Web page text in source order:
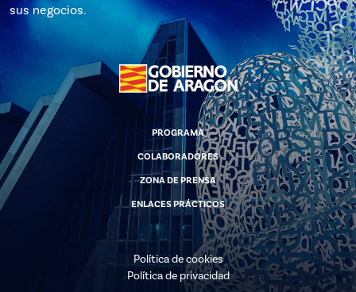
sus negocios.
PROGRAMA
COLABORADORES
ZONA DE PRENSA
ENLACES PRÁCTICOS
Política de cookies
Política de privacidad